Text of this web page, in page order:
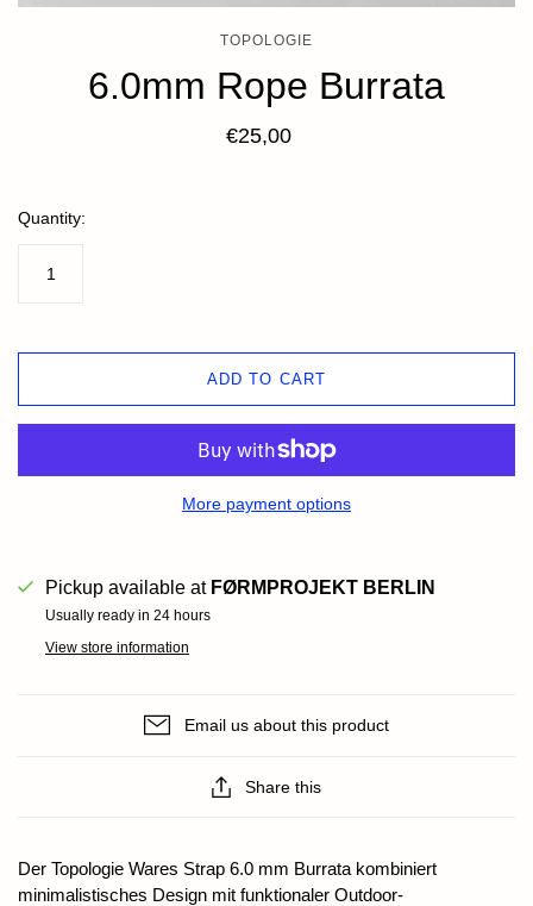
TOPOLOGIE
6.0mm Rope Burrata
€25,00
Quantity:
ADD TO CART
More payment options
Pickup available at FØRMPROJEKT BERLIN
Usually ready in 24 hours
View store information
Email us about this product
Share this
Der Topologie Wares Strap 6.0 mm Burrata kombiniert
minimalistisches Design mit funktionaler Outdoor-